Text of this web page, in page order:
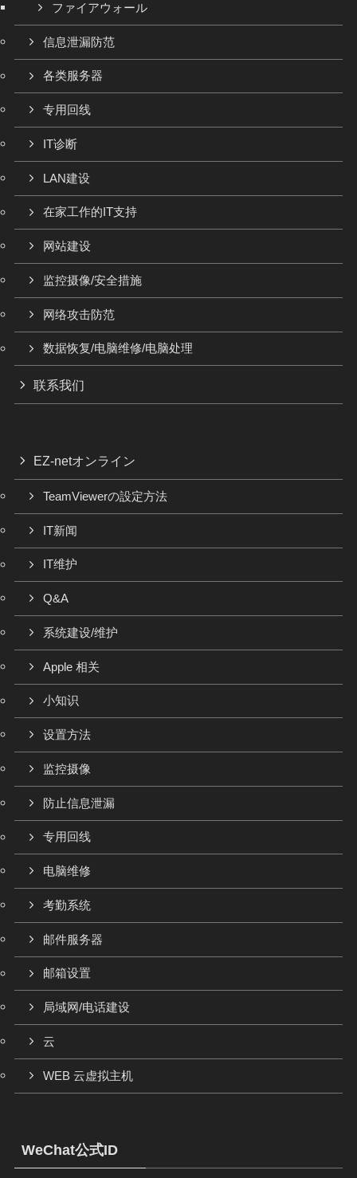
ファイアウォール
信息泄漏防范
各类服务器
专用回线
IT诊断
LAN建设
在家工作的IT支持
网站建设
监控摄像/安全措施
网络攻击防范
数据恢复/电脑维修/电脑处理
联系我们
EZ-netオンライン
TeamViewerの設定方法
IT新闻
IT维护
Q&A
系统建设/维护
Apple 相关
小知识
设置方法
监控摄像
防止信息泄漏
专用回线
电脑维修
考勤系统
邮件服务器
邮箱设置
局域网/电话建设
云
WEB 云虚拟主机
WeChat公式ID